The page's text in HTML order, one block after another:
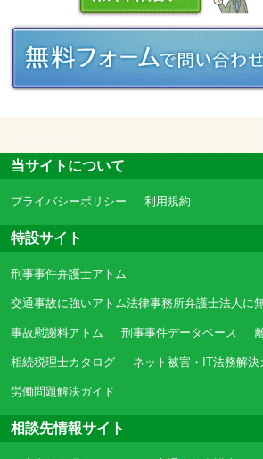
当サイトについて
プライバシーポリシー 利用規約
特設サイト
刑事事件弁護士アトム
交通事故に強いアトム法律事務所弁護士法人に
事故慰謝料アトム 刑事事件データベース
相続税理士カタログ ネット被害・IT法務解決
労働問題解決ガイド
相談先情報サイト